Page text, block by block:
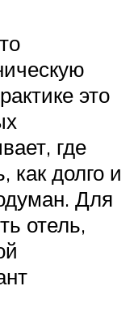
это
где
как долго и
Для
отель,